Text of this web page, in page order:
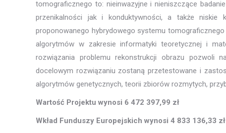
tomograficznego to: nieinwazyjne i nieniszczące
przenikalności jak i konduktywności, a także niskie
proponowanego hybrydowego systemu
algorytmów w zakresie informatyki teoretycznej i
rozwiązania problemu rekonstrukcji obrazu pozwoli
docelowym rozwiązaniu zostaną przetestowane i
algorytmów genetycznych, teorii zbiorów rozmytych,
Wartość Projektu wynosi 6 472 397,99 zł
Wkład Funduszy Europejskich wynosi 4 833 136,33 zł